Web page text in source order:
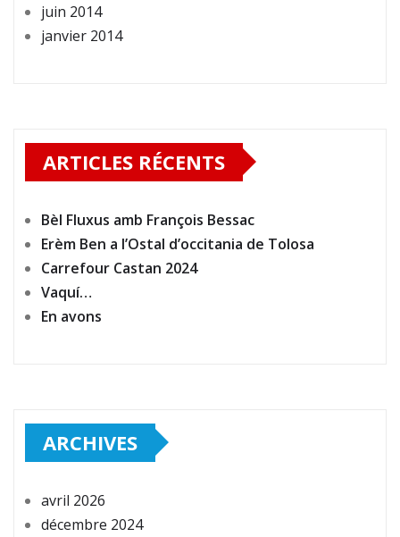
juin 2014
janvier 2014
ARTICLES RÉCENTS
Bèl Fluxus amb François Bessac
Erèm Ben a l’Ostal d’occitania de Tolosa
Carrefour Castan 2024
Vaquí…
En avons
ARCHIVES
avril 2026
décembre 2024